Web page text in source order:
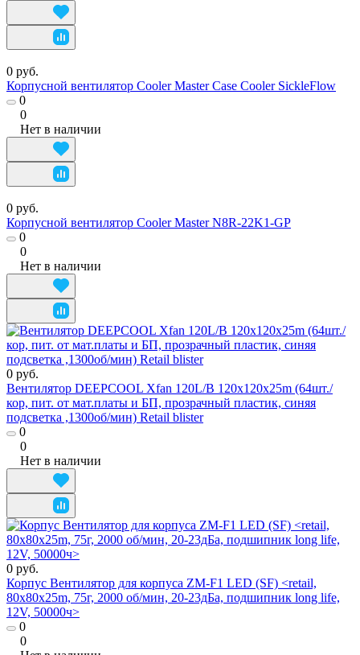
0 руб.
Корпусной вентилятор Cooler Master Case Cooler SickleFlow
0
0
Нет в наличии
0 руб.
Корпусной вентилятор Cooler Master N8R-22K1-GP
0
0
Нет в наличии
0 руб.
Вентилятор DEEPCOOL Xfan 120L/B 120x120x25m (64шт./
кор, пит. от мат.платы и БП, прозрачный пластик, синяя
подсветка ,1300об/мин) Retail blister
0
0
Нет в наличии
0 руб.
Корпус Вентилятор для корпуса ZM-F1 LED (SF) <retail,
80x80x25m, 75г, 2000 об/мин, 20-23дБа, подшипник long life,
12V, 50000ч>
0
0